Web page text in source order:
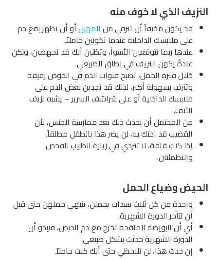
الذي لا خوف منه
مخيفاً أن تنزفي منالمهبلأو أن تظهر بقع دم
ملابسك الداخلية عندما تكونين حاملاً.
ربما تتوقعين الأسوأ، وتظنين أنك قد تجهضين، ولكن
يكون النزيف في نطاق الطبيعي.
فترة الحمل، تصبح قنوات الدم في الحوض رقيقة
بسهولة أكبر، لذلك قد تجدين بعض الدم على
الداخلية أو على شراشف السرير – يشبه نزيف
أن يحدث ذلك بعد ممارسة الجنس، لأن
قد احتك به، لن يضر هذا بالطفل مطلقاً.
كنتِ قلقة، لا تتردي في زيارة الطبيب للفحص
وضياع الحمل
من كل ثلاث سيدات يحملن، ينتهي حملهن حتى قبل
الدورة الشهرية.
البويضة الملقحة تخرج مع دم الحيض، فيبدو أن
الشهرية حدثت بشكل طبيعي.
هذا، لن تلاحظي حتى أنك كنت حاملاً.